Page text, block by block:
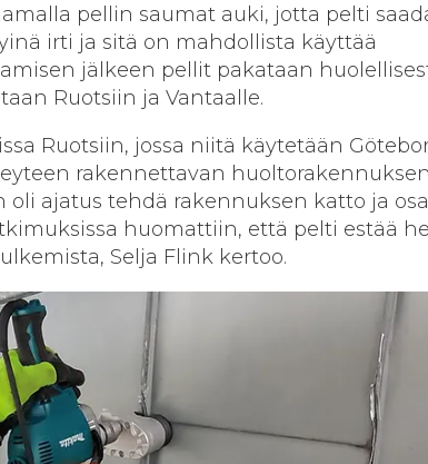
pellin saumat auki, jotta pelti
irti ja sitä on mahdollista käyttää
jälkeen pellit pakataan
Ruotsiin ja Vantaalle.
Ruotsiin, jossa niitä käytetään
rakennettavan
oli ajatus tehdä rakennuksen katto ja
huomattiin, että pelti estää
Selja Flink kertoo.